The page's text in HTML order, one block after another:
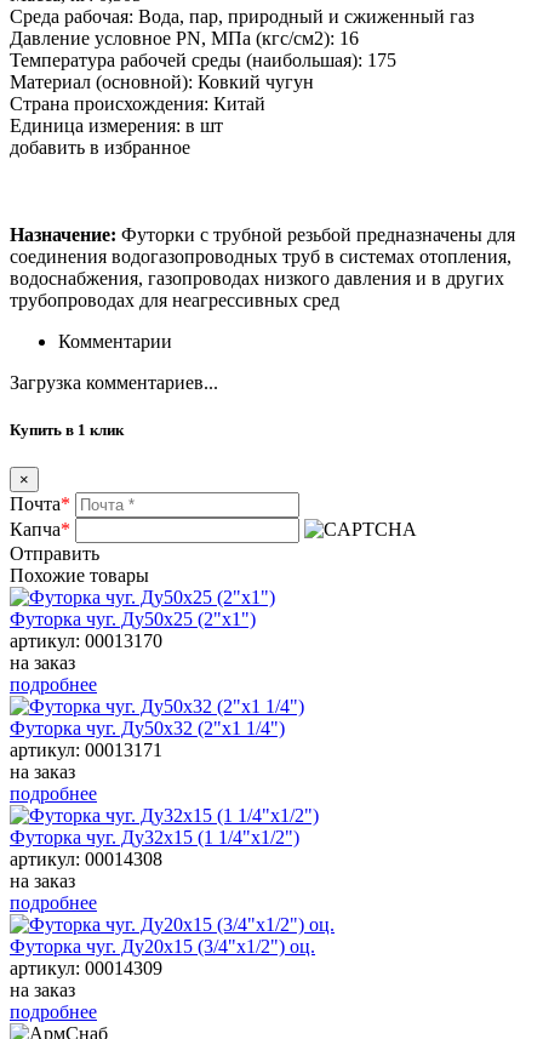
Среда рабочая: Вода, пар, природный и сжиженный газ
Давление условное PN, МПа (кгс/см2): 16
Температура рабочей среды (наибольшая): 175
Материал (основной): Ковкий чугун
Страна происхождения: Китай
Единица измерения: в шт
добавить в избранное
Назначение: Футорки с трубной резьбой предназначены для
соединения водогазопроводных труб в системах отопления,
водоснабжения, газопроводах низкого давления и в других
трубопроводах для неагрессивных сред
Комментарии
Загрузка комментариев...
Купить в 1 клик
×
Почта*
Капча*
Отправить
Похожие товары
Футорка чуг. Ду50х25 (2"х1")
артикул: 00013170
на заказ
подробнее
Футорка чуг. Ду50х32 (2"х1 1/4")
артикул: 00013171
на заказ
подробнее
Футорка чуг. Ду32х15 (1 1/4"х1/2")
артикул: 00014308
на заказ
подробнее
Футорка чуг. Ду20х15 (3/4"х1/2") оц.
артикул: 00014309
на заказ
подробнее